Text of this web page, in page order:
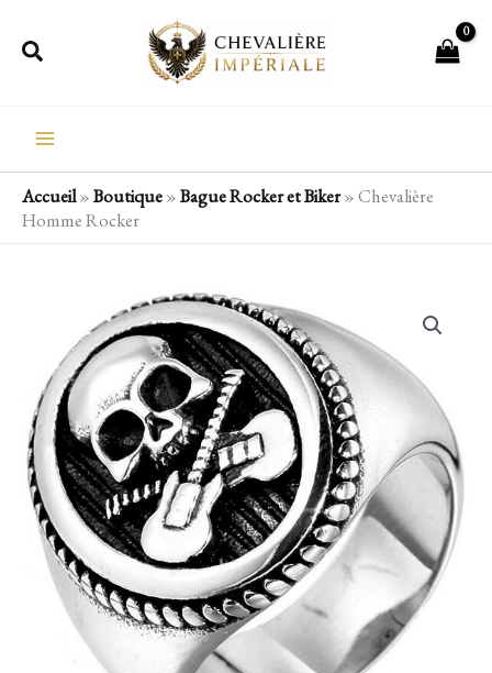
Rechercher
Accueil»Boutique»Bague Rocker et Biker»Chevalière
Homme Rocker
Chevalière
Homme
Rocker